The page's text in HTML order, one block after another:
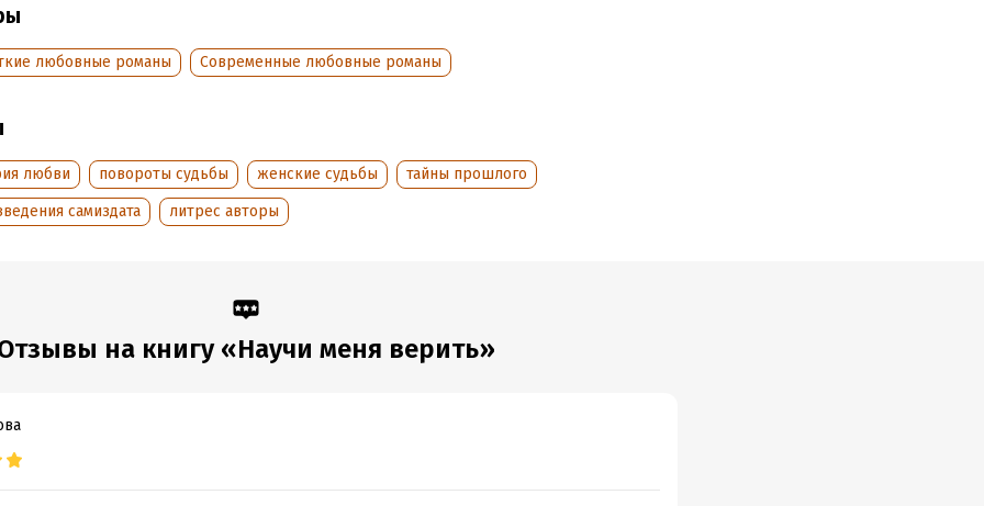
информация
12 сентября 2023
любовные романы Современные любовные романы
любви повороты судьбы женские судьбы
тайны прошлого
самиздата
литрес авторы
на книгу «Научи меня верить»